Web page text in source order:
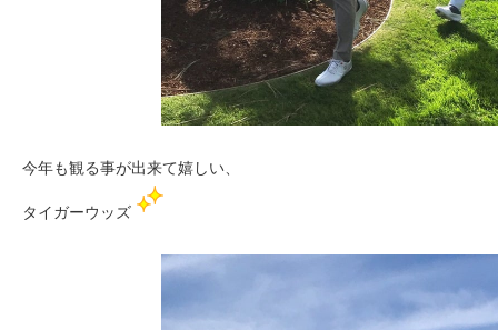
今年も観る事が出来て嬉しい、
タイガーウッズ